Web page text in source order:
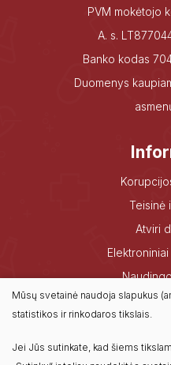
PVM mokėtojo
A. s.
Banko kodas
Duomenys
Teisinė
Atviri
Dažniausiai
Mūsų svetainė naudoja slapukus
statistikos ir rinkodaros tikslais.
Jei Jūs sutinkate, kad šiems